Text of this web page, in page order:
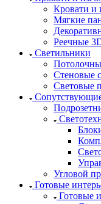
Кровати и
Мягкие
Реечные
Светильники
Стеновые
Световые
Угловой
Готовые
Готовые